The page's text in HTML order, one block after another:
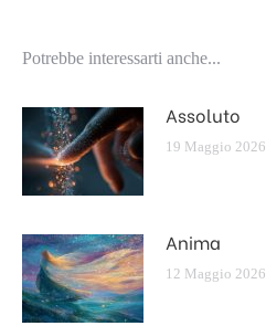
Potrebbe interessarti anche...
Assoluto
19 Maggio 2026
Anima
12 Maggio 2026